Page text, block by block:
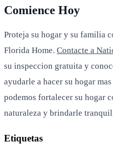
Comience Hoy
Proteja su hogar y su familia
Florida Home. Contacte a
su inspeccion gratuita y
ayudarle a hacer su hogar
podemos fortalecer su hogar
naturaleza y brindarle
Etiquetas